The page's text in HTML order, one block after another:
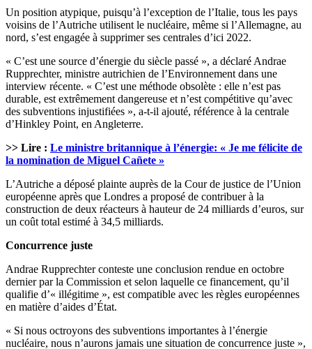
Un position atypique, puisqu’à l’exception de l’Italie, tous les pays
voisins de l’Autriche utilisent le nucléaire, même si l’Allemagne, au
nord, s’est engagée à supprimer ses centrales d’ici 2022.
« C’est une source d’énergie du siècle passé », a déclaré Andrae
Rupprechter, ministre autrichien de l’Environnement dans une
interview récente. « C’est une méthode obsolète : elle n’est pas
durable, est extrêmement dangereuse et n’est compétitive qu’avec
des subventions injustifiées », a-t-il ajouté, référence à la centrale
d’Hinkley Point, en Angleterre.
>> Lire : Le ministre britannique à l’énergie: « Je me félicite de
la nomination de Miguel Cañete »
L’Autriche a déposé plainte auprès de la Cour de justice de l’Union
européenne après que Londres a proposé de contribuer à la
construction de deux réacteurs à hauteur de 24 milliards d’euros, sur
un coût total estimé à 34,5 milliards.
Concurrence juste
Andrae Rupprechter conteste une conclusion rendue en octobre
dernier par la Commission et selon laquelle ce financement, qu’il
qualifie d’« illégitime », est compatible avec les règles européennes
en matière d’aides d’État.
« Si nous octroyons des subventions importantes à l’énergie
nucléaire, nous n’aurons jamais une situation de concurrence juste »,